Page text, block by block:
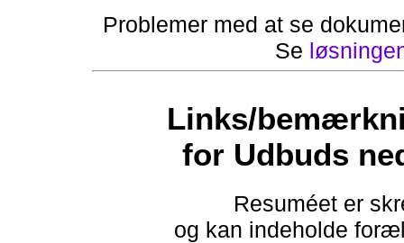
Problemer med at se
Se
Links/
for Udbuds
Resuméet er
og kan indeholde